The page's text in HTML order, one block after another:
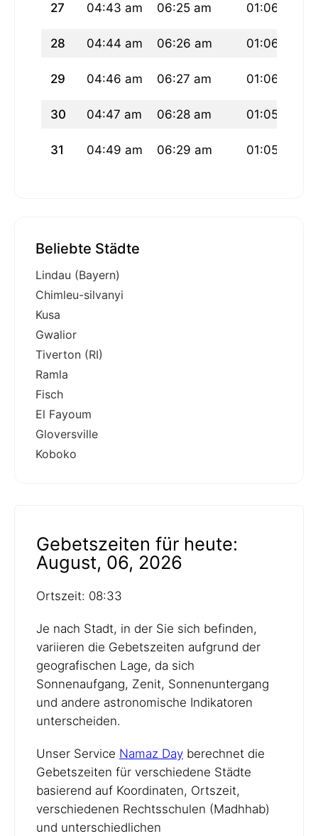
27 04:43 am 06:25 am 01:06 pm
28 04:44 am 06:26 am 01:06 pm
29 04:46 am 06:27 am 01:06 pm
30 04:47 am 06:28 am 01:05 pm
31 04:49 am 06:29 am 01:05 pm
Beliebte Städte
Lindau (Bayern)
Chimleu-silvanyi
Kusa
Gwalior
Tiverton (RI)
Ramla
Fisch
El Fayoum
Gloversville
Koboko
Gebetszeiten für heute:
August, 06, 2026
Ortszeit: 08:33
Je nach Stadt, in der Sie sich befinden,
variieren die Gebetszeiten aufgrund der
geografischen Lage, da sich
Sonnenaufgang, Zenit, Sonnenuntergang
und andere astronomische Indikatoren
unterscheiden.
Unser Service Namaz Day berechnet die
Gebetszeiten für verschiedene Städte
basierend auf Koordinaten, Ortszeit,
verschiedenen Rechtsschulen (Madhhab)
und unterschiedlichen